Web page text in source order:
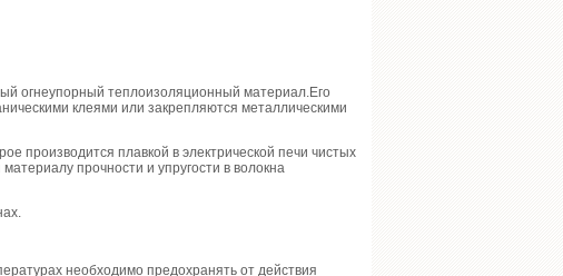
огнеупорный теплоизоляционный материал.Его
клеями или закрепляются металлическими
производится плавкой в электрической печи чистых
прочности и упругости в волокна
необходимо предохранять от действия